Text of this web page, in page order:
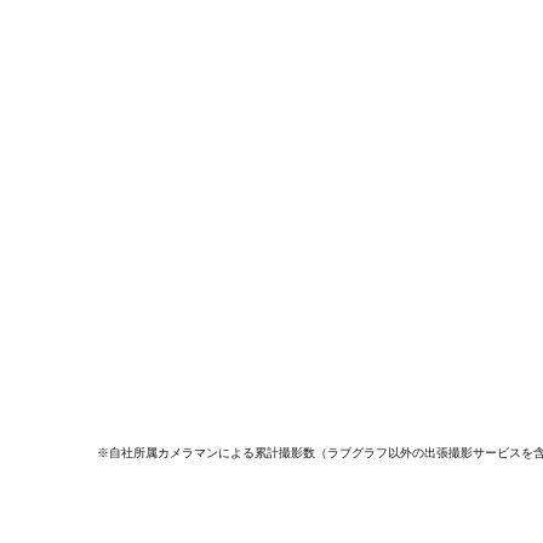
※自社所属カメラマンによる累計撮影数（ラブグラフ以外の出張撮影サービスを